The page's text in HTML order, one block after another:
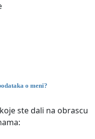
o meni?
ste dali na obrascu